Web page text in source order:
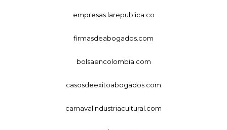
empresas.larepublica.co
firmasdeabogados.com
bolsaencolombia.com
casosdeexitoabogados.com
carnavalindustriacultural.com